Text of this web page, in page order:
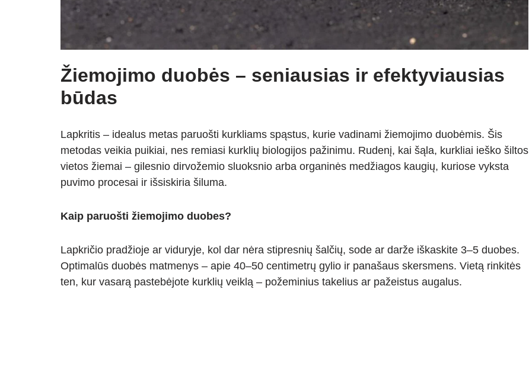
Žiemojimo duobės – seniausias ir efektyviausias
būdas
Lapkritis – idealus metas paruošti kurkliams spąstus, kurie vadinami žiemojimo duobėmis. Šis
metodas veikia puikiai, nes remiasi kurklių biologijos pažinimu. Rudenį, kai šąla, kurkliai ieško šiltos
vietos žiemai – gilesnio dirvožemio sluoksnio arba organinės medžiagos kaugių, kuriose vyksta
puvimo procesai ir išsiskiria šiluma.
Kaip paruošti žiemojimo duobes?
Lapkričio pradžioje ar viduryje, kol dar nėra stipresnių šalčių, sode ar darže iškaskite 3–5 duobes.
Optimalūs duobės matmenys – apie 40–50 centimetrų gylio ir panašaus skersmens. Vietą rinkitės
ten, kur vasarą pastebėjote kurklių veiklą – požeminius takelius ar pažeistus augalus.